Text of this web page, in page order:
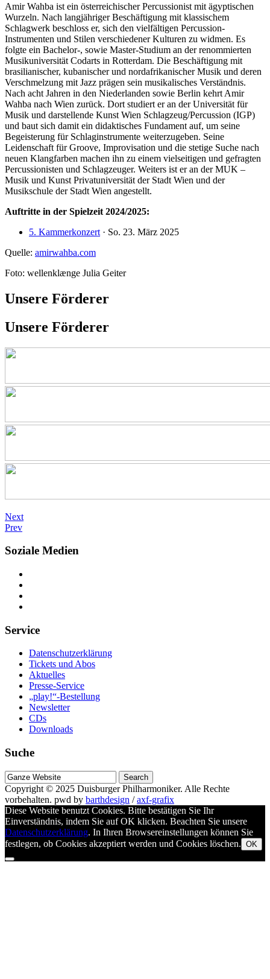
Amir Wahba ist ein österreichischer Percussionist mit ägyptischen
Wurzeln. Nach langjähriger Beschäftigung mit klassischem
Schlagwerk beschloss er, sich den vielfältigen Percussion-
Instrumenten und Stilen verschiedener Kulturen zu widmen. Es
folgte ein Bachelor-, sowie Master-Studium an der renommierten
Musikuniversität Codarts in Rotterdam. Die Beschäftigung mit
brasilianischer, kubanischer und nordafrikanischer Musik und deren
Verschmelzung mit Jazz prägen sein musikalisches Verständnis.
Nach acht Jahren in den Niederlanden sowie Berlin kehrt Amir
Wahba nach Wien zurück. Dort studiert er an der Universität für
Musik und darstellende Kunst Wien Schlagzeug/Percussion (IGP)
und baut sich damit ein didaktisches Fundament auf, um seine
Begeisterung für Schlaginstrumente weiterzugeben. Seine
Leidenschaft für Groove, Improvisation und die stetige Suche nach
neuen Klangfarben machen ihn zu einem vielseitigen und gefragten
Percussionisten und Schlagzeuger. Weiters ist er an der MUK –
Musik und Kunst Privatuniversität der Stadt Wien und der
Musikschule der Stadt Wien angestellt.
Auftritte in der Spielzeit 2024/2025:
5. Kammerkonzert · So. 23. März 2025
Quelle: amirwahba.com
Foto: wellenklænge Julia Geiter
Unsere Förderer
Unsere Förderer
Next
Prev
Soziale Medien
Service
Datenschutzerklärung
Tickets und Abos
Aktuelles
Presse-Service
„play!“-Bestellung
Newsletter
CDs
Downloads
Suche
Suche
nach
Copyright © 2025 Duisburger Philharmoniker. Alle Rechte
vorbehalten. pwd by barthdesign /axf-grafix
Diese Website benutzt Cookies. Bitte bestätigen Sie Ihr
Einverständnis, indem Sie auf OK klicken. Beachten Sie unsere
Datenschutzerklärung. In Ihren Browsereinstellungen können Sie
festlegen, ob Cookies akzeptiert werden und Cookies löschen. OK